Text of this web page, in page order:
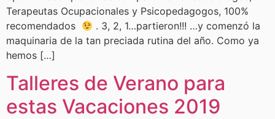
Terapeutas Ocupacionales y Psicopedagogos, 100%
recomendados
. 3, 2, 1…partieron!!! …y comenzó la
maquinaria de la tan preciada rutina del año. Como ya
hemos […]
Talleres de Verano para
estas Vacaciones 2019